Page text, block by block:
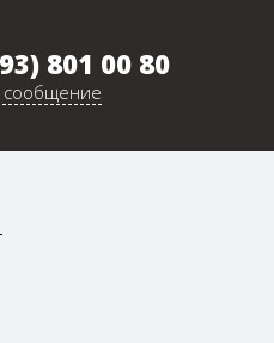
801 00 80
сообщение